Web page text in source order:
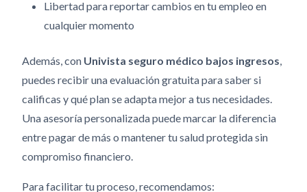
Libertad para reportar cambios en tu empleo en
cualquier momento
Además, con Univista seguro médico bajos ingresos,
puedes recibir una evaluación gratuita para saber si
calificas y qué plan se adapta mejor a tus necesidades.
Una asesoría personalizada puede marcar la diferencia
entre pagar de más o mantener tu salud protegida sin
compromiso financiero.
Para facilitar tu proceso, recomendamos: